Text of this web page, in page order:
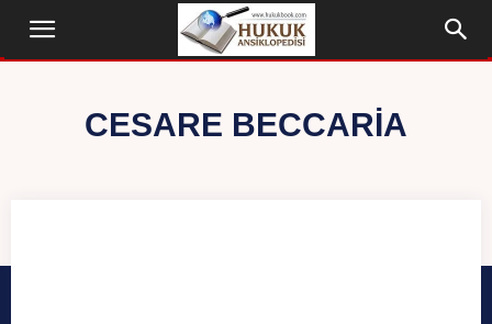
CESARE BECCARIA